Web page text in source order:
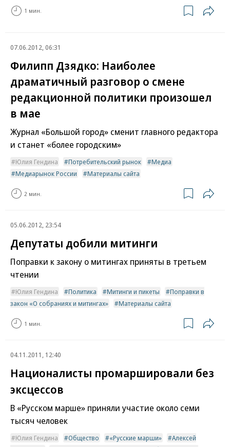
1 мин.
07.06.2012, 06:31
Филипп Дзядко: Наиболее
драматичный разговор о смене
редакционной политики произошел
в мае
Журнал «Большой город» сменит главного редактора
и станет «более городским»
Юлия Гендина Потребительский рынок
Медиа
Медиарынок России
Материалы сайта
2 мин.
05.06.2012, 23:54
Депутаты добили митинги
Поправки к закону о митингах приняты в третьем
чтении
Юлия Гендина Политика Митинги и пикеты
Поправки в
закон «О собраниях и митингах»
Материалы сайта
1 мин.
04.11.2011, 12:40
Националисты промаршировали без
эксцессов
В «Русском марше» приняли участие около семи
тысяч человек
Юлия Гендина Общество «Русские марши»
Алексей